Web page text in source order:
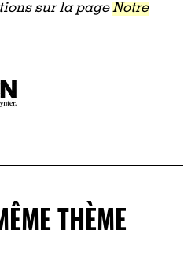
sur la pageNotre
THÈME